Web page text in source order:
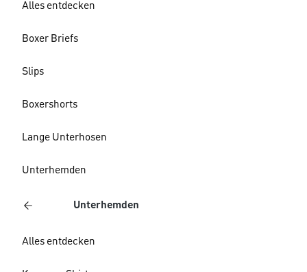
Alles entdecken
Boxer Briefs
Slips
Boxershorts
Lange Unterhosen
Unterhemden
Unterhemden
Alles entdecken